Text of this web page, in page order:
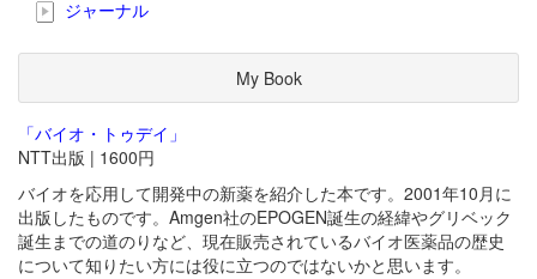
ジャーナル
My Book
「バイオ・トゥデイ」
NTT出版 | 1600円
バイオを応用して開発中の新薬を紹介した本です。2001年10月に
出版したものです。Amgen社のEPOGEN誕生の経緯やグリベック
誕生までの道のりなど、現在販売されているバイオ医薬品の歴史
について知りたい方には役に立つのではないかと思います。